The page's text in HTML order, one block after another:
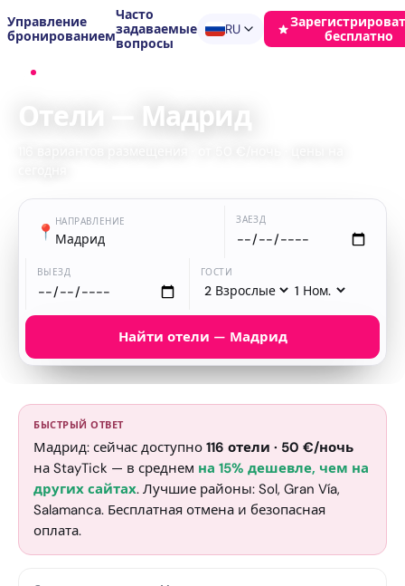
Управление
бронированием
Часто
задаваемые
вопросы
RU
бесплатно
Отели — Мадрид
📍 НАПРАВЛЕНИЕ
Мадрид
ЗАЕЗД
ВЫЕЗД ГОСТИ
Найти отели — Мадрид
БЫСТРЫЙ ОТВЕТ
Мадрид: сейчас доступно 116 отели · 50 €/ночь
на StayTick — в среднем на 15% дешевле, чем на
других сайтах. Лучшие районы: Sol, Gran Vía,
Salamanca. Бесплатная отмена и безопасная
оплата.